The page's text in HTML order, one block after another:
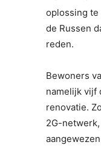
oplossing te
de Russen
reden.
Bewoners
namelijk vijf
renovatie.
2G-